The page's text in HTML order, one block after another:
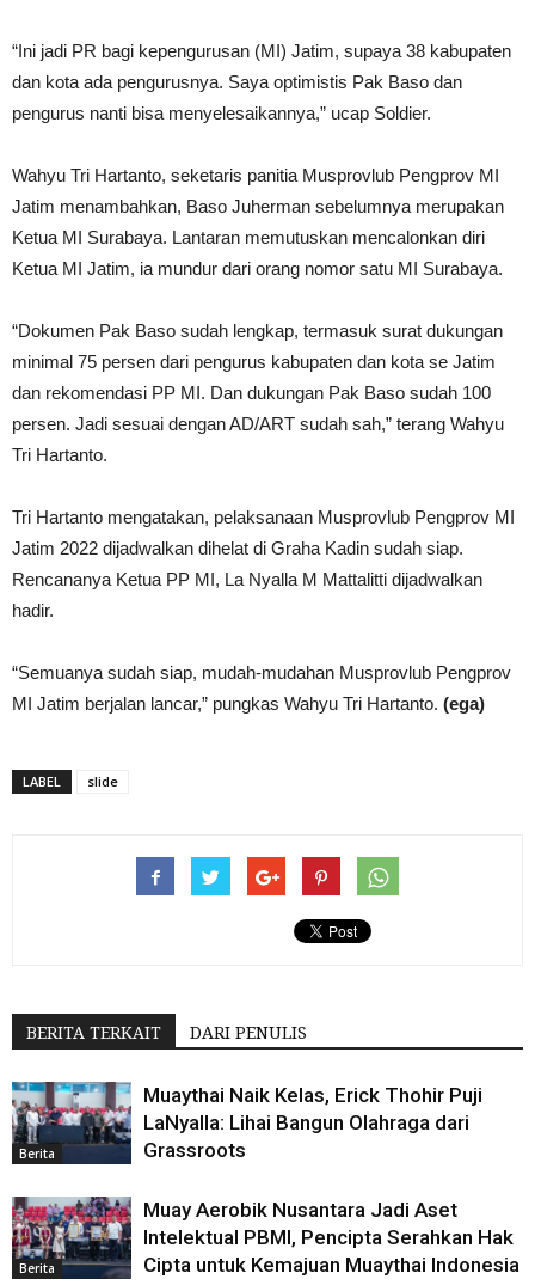
“Ini jadi PR bagi kepengurusan (MI) Jatim, supaya 38 kabupaten
dan kota ada pengurusnya. Saya optimistis Pak Baso dan
pengurus nanti bisa menyelesaikannya,” ucap Soldier.
Wahyu Tri Hartanto, seketaris panitia Musprovlub Pengprov MI
Jatim menambahkan, Baso Juherman sebelumnya merupakan
Ketua MI Surabaya. Lantaran memutuskan mencalonkan diri
Ketua MI Jatim, ia mundur dari orang nomor satu MI Surabaya.
“Dokumen Pak Baso sudah lengkap, termasuk surat dukungan
minimal 75 persen dari pengurus kabupaten dan kota se Jatim
dan rekomendasi PP MI. Dan dukungan Pak Baso sudah 100
persen. Jadi sesuai dengan AD/ART sudah sah,” terang Wahyu
Tri Hartanto.
Tri Hartanto mengatakan, pelaksanaan Musprovlub Pengprov MI
Jatim 2022 dijadwalkan dihelat di Graha Kadin sudah siap.
Rencananya Ketua PP MI, La Nyalla M Mattalitti dijadwalkan
hadir.
“Semuanya sudah siap, mudah-mudahan Musprovlub Pengprov
MI Jatim berjalan lancar,” pungkas Wahyu Tri Hartanto. (ega)
LABEL slide
BERITA TERKAIT DARI PENULIS
Berita
Muaythai Naik Kelas, Erick Thohir Puji
LaNyalla: Lihai Bangun Olahraga dari
Grassroots
Berita
Muay Aerobik Nusantara Jadi Aset
Intelektual PBMI, Pencipta Serahkan Hak
Cipta untuk Kemajuan Muaythai Indonesia